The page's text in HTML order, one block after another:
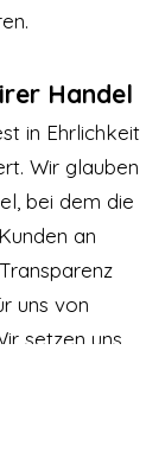
Handel
in Ehrlichkeit
Wir glauben
bei dem die
an
uns von
setzen uns